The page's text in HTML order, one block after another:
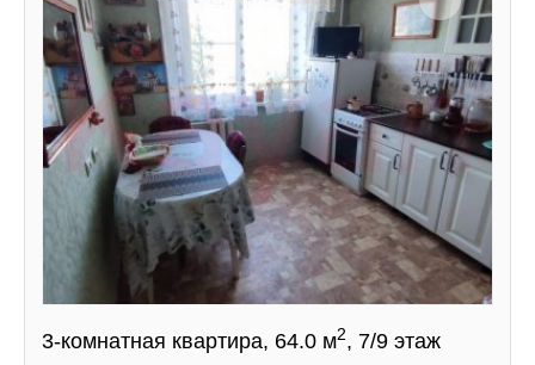
3-комнатная квартира, 64.0 м2, 7/9 этаж